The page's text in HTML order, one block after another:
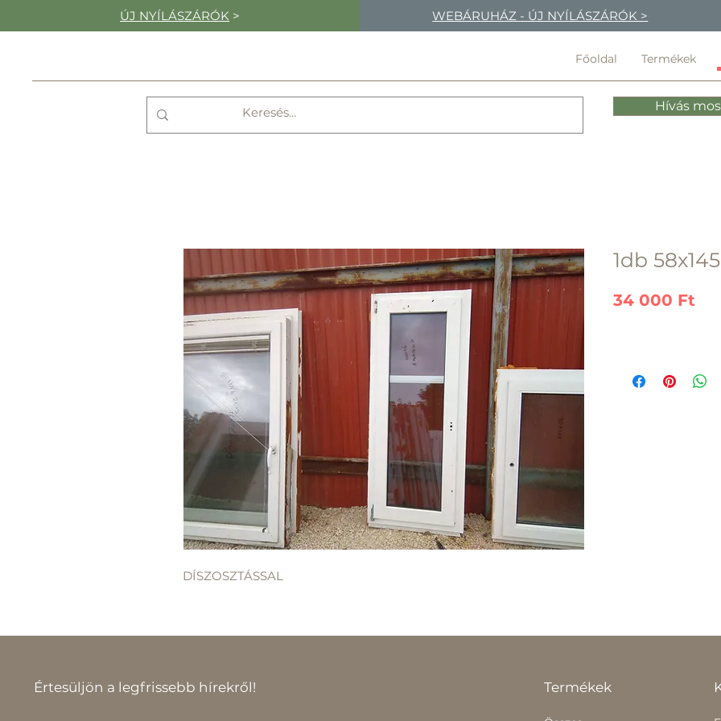
ÚJ NYÍLÁSZÁRÓK > WEBÁRUHÁZ - ÚJ NYÍLÁSZÁRÓK >
Főoldal Termékek
Hívás
DÍSZOSZTÁSSAL
1db
34 000 Ft
Értesüljön a legfrissebb hírekről! Termékek